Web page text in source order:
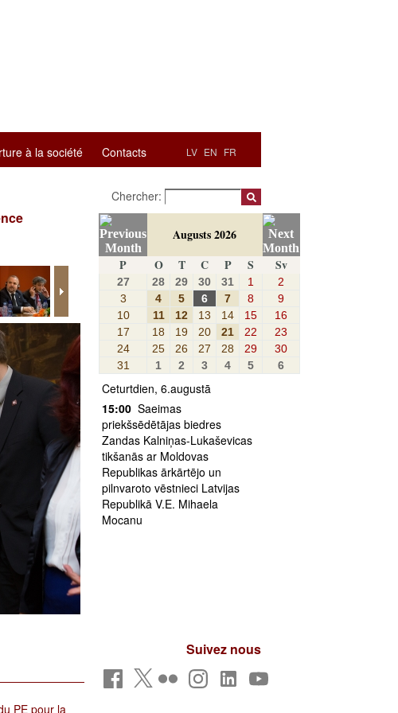
LV EN FR
à la société Contacts
PE pour la
Chercher:
Augusts 2026
P
O T C P S Sv
27 28 29 30 31 1
2
3
4 5 6 7 8
9
10
11 12 13 14 15
16
17
18 19 20 21 22
23
24
25 26 27 28 29
30
31
1 2 3 4 5 6
Ceturtdien, 6.augustā
15:00 Saeimas
priekšsēdētājas biedres
Zandas Kalniņas-Lukaševicas
tikšanās ar Moldovas
Republikas ārkārtējo un
pilnvaroto vēstnieci Latvijas
Republikā V.E. Mihaela
Mocanu
Suivez nous